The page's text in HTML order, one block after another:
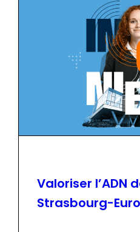
Valoriser l’ADN
Strasbourg-